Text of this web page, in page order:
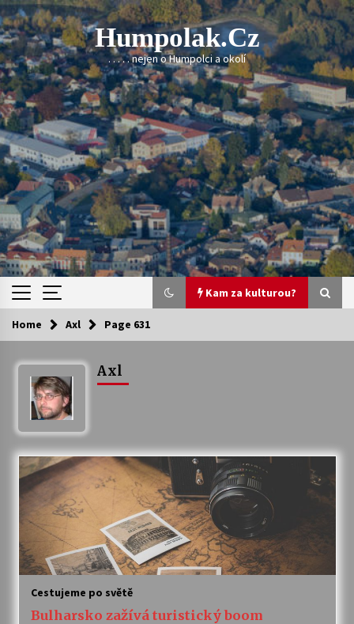
Skip
to
content
Humpolak.cz
. . . . . nejen o Humpolci a okolí
Kam za kulturou?
Kam za kulturou?
Letní koncerty ve Stromovce: Ars Camerata a
Vernisáž výstavy Josefíny Duškové: Stávám se
kapkou
30. 7. 2026
Veselí muzikanti
30. 7. 2026
Pozvánka na integrační festival Quijotova
šedesátka: 28. 7.–1. 8. 2026
Home Axl Page 631
Axl
Cestujeme po světě
Bulharsko zažívá turistický boom